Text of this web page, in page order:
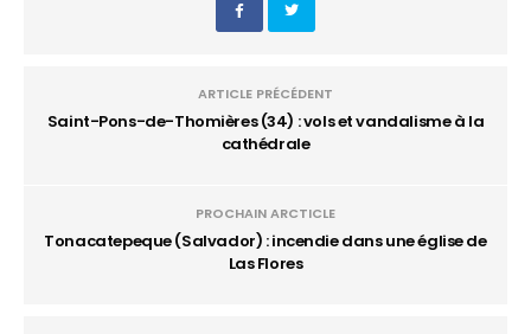
ARTICLE PRÉCÉDENT
Saint-Pons-de-Thomières (34) : vols et vandalisme à la
cathédrale
PROCHAIN ARCTICLE
Tonacatepeque (Salvador) : incendie dans une église de
Las Flores